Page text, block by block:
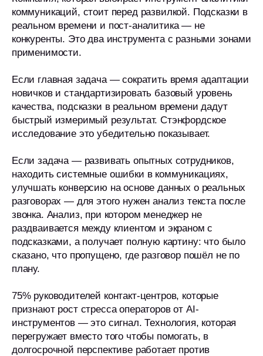
коммуникаций, стоит перед развилкой. Подсказки в
реальном времени и пост-аналитика — не
конкуренты. Это два инструмента с разными зонами
применимости.
Если главная задача — сократить время адаптации
новичков и стандартизировать базовый уровень
качества, подсказки в реальном времени дадут
быстрый измеримый результат. Стэнфордское
исследование это убедительно показывает.
Если задача — развивать опытных сотрудников,
находить системные ошибки в коммуникациях,
улучшать конверсию на основе данных о реальных
разговорах — для этого нужен анализ текста после
звонка. Анализ, при котором менеджер не
раздваивается между клиентом и экраном с
подсказками, а получает полную картину: что было
сказано, что пропущено, где разговор пошёл не по
плану.
75% руководителей контакт-центров, которые
признают рост стресса операторов от AI-
инструментов — это сигнал. Технология, которая
перегружает вместо того чтобы помогать, в
долгосрочной перспективе работает против